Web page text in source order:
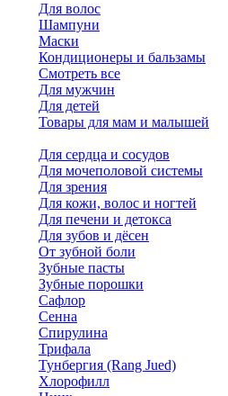
Для волос
Шампуни
Маски
Кондиционеры и бальзамы
Смотреть все
Для мужчин
Для детей
Товары для мам и малышей
Для сердца и сосудов
Для мочеполовой системы
Для зрения
Для кожи, волос и ногтей
Для печени и детокса
Для зубов и дёсен
От зубной боли
Зубные пасты
Зубные порошки
Сафлор
Сенна
Спирулина
Трифала
Тунбергия (Rang Jued)
Хлорофилл